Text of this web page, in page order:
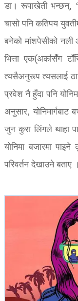
डा। रूपाखेती भन्छन्,
चासो पनि कतिपय
बनेको मांशपेसीको
भित्ता एक(अर्कासँग
त्यसैअनुरूप त्यसलाई
प्रवेश नै हुँदा पनि
अनुसार,
जुन कुरा लिंगले थाहा
योनिमा बजारमा
परिवर्तन देखाउने बताए ।